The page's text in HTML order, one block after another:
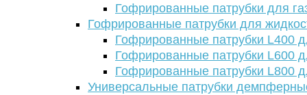
Гофрированные патрубки для
Гофрированные патрубки для
Гофрированные патрубки L400
Гофрированные патрубки L600
Гофрированные патрубки L800
Универсальные патрубки